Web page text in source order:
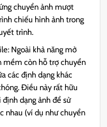
chuyển ảnh mượt
chiếu hình ảnh trong
trình.
Ngoài khả năng mở
mềm còn hỗ trợ chuyển
các định dạng khác
Điều này rất hữu
dạng ảnh để sử
nhau (ví dụ như chuyển